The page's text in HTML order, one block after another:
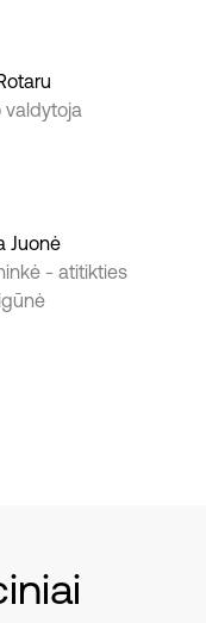
valdytoja
Juonė
- atitikties